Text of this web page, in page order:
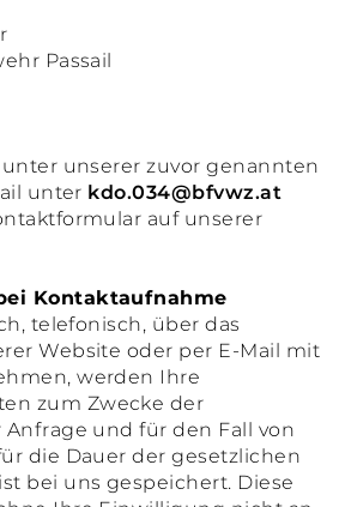
Passail
unserer zuvor genannten
unter kdo.034@bfvwz.at
auf unserer
Kontaktaufnahme
telefonisch, über das
Website oder per E-Mail mit
werden Ihre
zum Zwecke der
und für den Fall von
die Dauer der gesetzlichen
bei uns gespeichert. Diese